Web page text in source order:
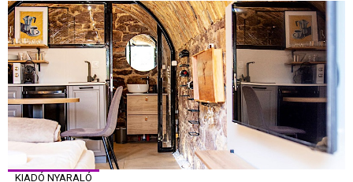
KIADÓ NYARALÓ